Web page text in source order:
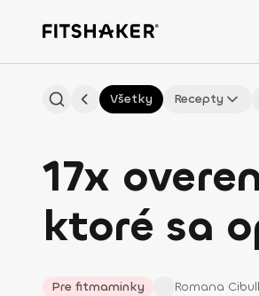
Všetky Recepty
17x
ktoré sa
Pre fitmaminky Romana